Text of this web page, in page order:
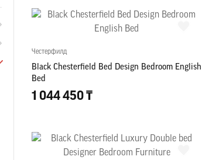
Честерфилд
Black Chesterfield Bed Design Bedroom English
Bed
1 044 450 ₸